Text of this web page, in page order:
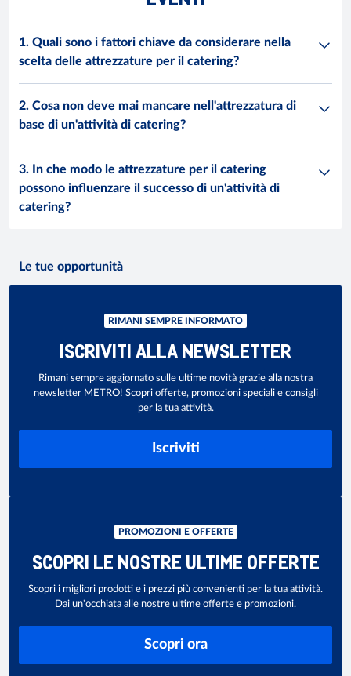
1. Quali sono i fattori chiave da considerare nella
scelta delle attrezzature per il catering?
2. Cosa non deve mai mancare nell'attrezzatura di
base di un'attività di catering?
3. In che modo le attrezzature per il catering
possono influenzare il successo di un'attività di
catering?
Le tue opportunità
RIMANI SEMPRE INFORMATO
ISCRIVITI ALLA NEWSLETTER
Rimani sempre aggiornato sulle ultime novità grazie alla nostra
newsletter METRO! Scopri offerte, promozioni speciali e consigli
per la tua attività.
Iscriviti
PROMOZIONI E OFFERTE
SCOPRI LE NOSTRE ULTIME OFFERTE
Scopri i migliori prodotti e i prezzi più convenienti per la tua attività.
Dai un'occhiata alle nostre ultime offerte e promozioni.
Scopri ora